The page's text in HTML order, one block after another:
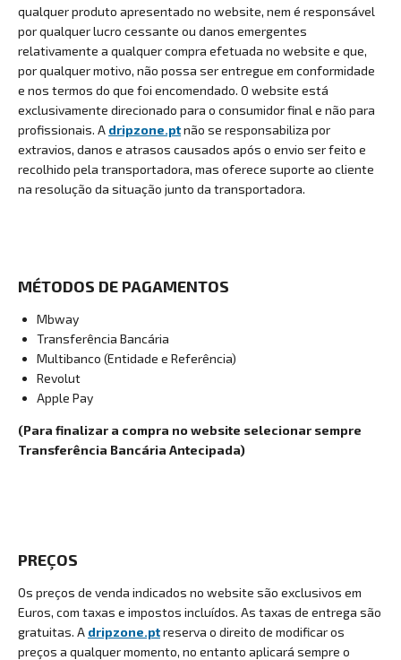
qualquer produto apresentado no website, nem é responsável
por qualquer lucro cessante ou danos emergentes
relativamente a qualquer compra efetuada no website e que,
por qualquer motivo, não possa ser entregue em conformidade
e nos termos do que foi encomendado. O website está
exclusivamente direcionado para o consumidor final e não para
profissionais. A dripzone.ptnão se responsabiliza por
extravios, danos e atrasos causados após o envio ser feito e
recolhido pela transportadora, mas oferece suporte ao cliente
na resolução da situação junto da transportadora.
MÉTODOS DE PAGAMENTOS
Mbway
Transferência Bancária
Multibanco (Entidade e Referência)
Revolut
Apple Pay
(Para finalizar a compra no website selecionar sempre
Transferência Bancária Antecipada)
PREÇOS
Os preços de venda indicados no website são exclusivos em
Euros, com taxas e impostos incluídos. As taxas de entrega são
gratuitas. A dripzone.ptreserva o direito de modificar os
preços a qualquer momento, no entanto aplicará sempre o